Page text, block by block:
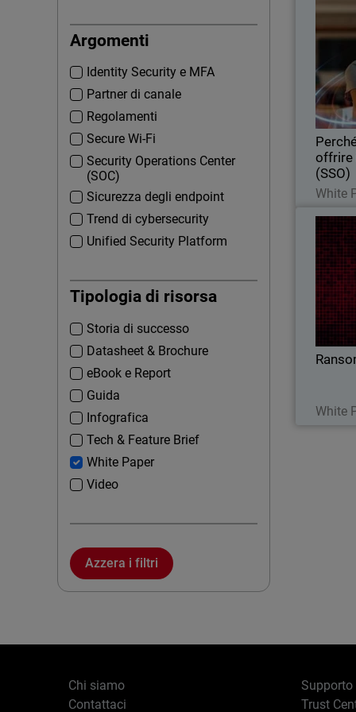
Argomenti
Identity Security e MFA
Partner di canale
Regolamenti
Secure Wi-Fi
Security Operations Center
(SOC)
Sicurezza degli endpoint
Trend di cybersecurity
Unified Security Platform
Tipologia di risorsa
Storia di successo
Datasheet & Brochure
eBook e Report
Guida
Infografica
Tech & Feature Brief
White Paper
Video
Azzera i filtri
offrire
(SSO)
White
con
White
Il
Chi siamo
Contattaci
Supporto
Trust